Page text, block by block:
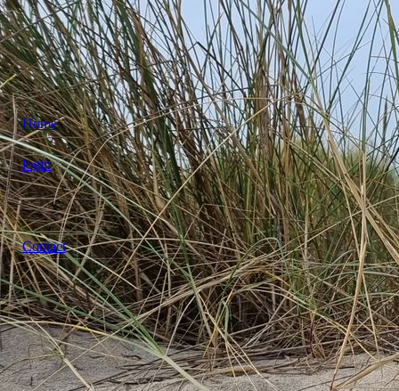
Home
login
Contact